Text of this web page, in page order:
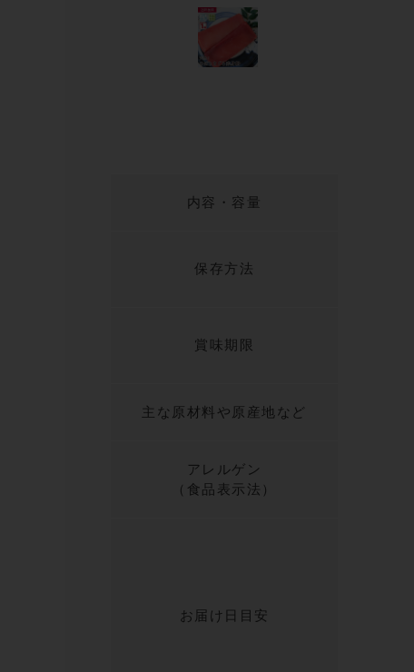
内容・容量
保存方法
賞味期限
主な原材料や原産地など
アレルゲン
（食品表示法）
お届け日目安